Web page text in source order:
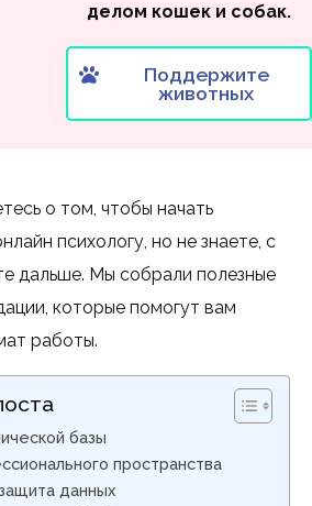
делом кошек и собак.
Поддержите
животных
о том, чтобы начать
психологу, но не знаете, с
дальше. Мы собрали полезные
которые помогут вам
работы.
базы
пространства
данных